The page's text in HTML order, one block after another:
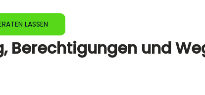
LASSEN
Berechtigungen und